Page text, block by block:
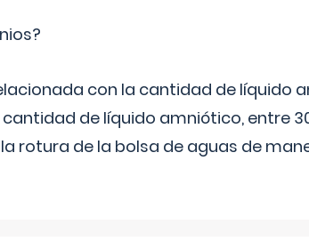
con la cantidad de líquido
de líquido amniótico, entre
rotura de la bolsa de aguas de